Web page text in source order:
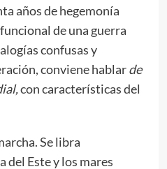
años de hegemonía
de una guerra
confusas y
conviene hablarde
con características del
Se libra
del Este y los mares